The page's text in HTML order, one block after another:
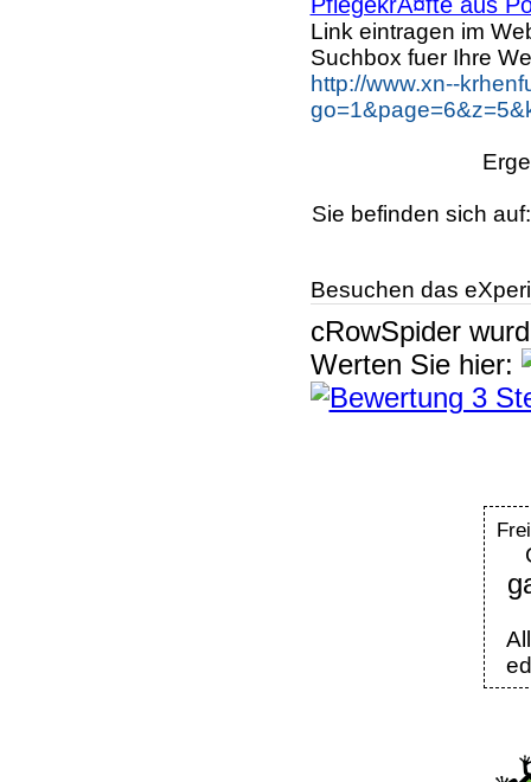
Link eintragen im
Suchbox fuer Ihre
http://www.xn--
Sie befinden sich
Besuchen das
cRowSpider
Werten Sie hier: